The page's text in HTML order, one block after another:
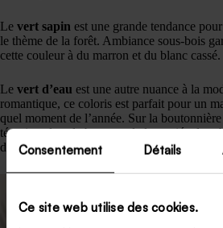
Consentement Détails
Ce site web utilise des cookies.
Le vert sapin est une grande tendance
le thème de la forêt. Ambiance sous-bois
cette couleur à du marron et du blanc cassé.
Le vert d’eau est une autre nuance à la
romantique, ce coloris est parfait pour un
quel moment de l’année. Sur la
témoins, dans le bouquet de la mariée, la
d’honneur, etc, le vert d’eau conviendra